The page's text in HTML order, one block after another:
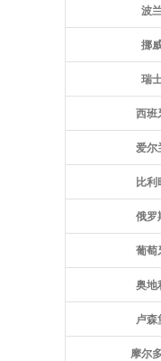
波
挪
瑞
西班
爱尔
比利
俄罗
葡萄
奥地
卢森
摩尔